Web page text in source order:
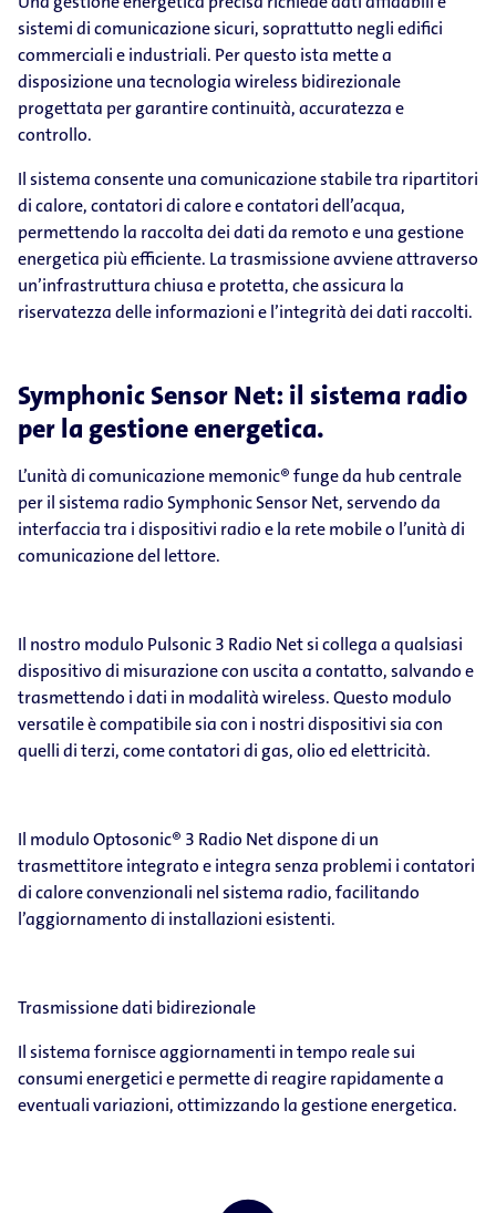
sistemi di comunicazione sicuri, soprattutto negli edifici
commerciali e industriali. Per questo ista mette a
disposizione una tecnologia wireless bidirezionale
progettata per garantire continuità, accuratezza e
controllo.
Il sistema consente una comunicazione stabile tra ripartitori
di calore, contatori di calore e contatori dell’acqua,
permettendo la raccolta dei dati da remoto e una gestione
energetica più efficiente. La trasmissione avviene attraverso
un’infrastruttura chiusa e protetta, che assicura la
riservatezza delle informazioni e l’integrità dei dati raccolti.
Symphonic Sensor Net: il sistema radio
per la gestione energetica.
L’unità di comunicazione memonic® funge da hub centrale
per il sistema radio Symphonic Sensor Net, servendo da
interfaccia tra i dispositivi radio e la rete mobile o l’unità di
comunicazione del lettore.
Il nostro modulo Pulsonic 3 Radio Net si collega a qualsiasi
dispositivo di misurazione con uscita a contatto, salvando e
trasmettendo i dati in modalità wireless. Questo modulo
versatile è compatibile sia con i nostri dispositivi sia con
quelli di terzi, come contatori di gas, olio ed elettricità.
Il modulo Optosonic® 3 Radio Net dispone di un
trasmettitore integrato e integra senza problemi i contatori
di calore convenzionali nel sistema radio, facilitando
l’aggiornamento di installazioni esistenti.
Trasmissione dati bidirezionale
Il sistema fornisce aggiornamenti in tempo reale sui
consumi energetici e permette di reagire rapidamente a
eventuali variazioni, ottimizzando la gestione energetica.